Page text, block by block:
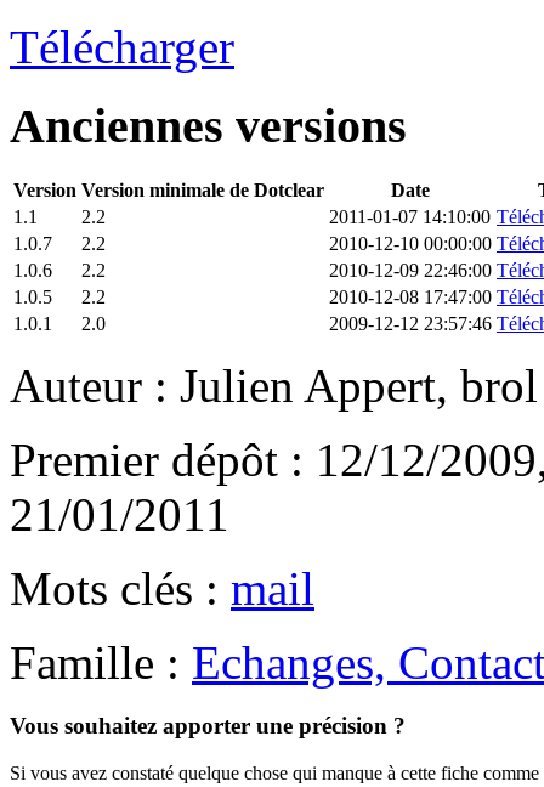
Télécharger
Anciennes versions
Version Version minimale de Dotclear Date
1.1
2.2 2011-01-07 14:10:00
1.0.7
2.2 2010-12-10 00:00:00
1.0.6
2.2 2010-12-09 22:46:00
1.0.5
2.2 2010-12-08 17:47:00
1.0.1
2.0 2009-12-12 23:57:46
Auteur : Julien Appert, brol
Premier dépôt : 12/12/
21/01/2011
Mots clés : mail
Famille : Echanges,
Vous souhaitez apporter une précision ?
Si vous avez constaté quelque chose qui manque à cette fiche comme